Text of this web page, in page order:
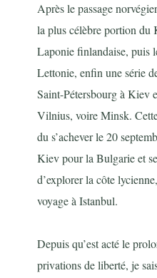
Après le passage
la plus célèbre portion du
Laponie finlandaise, puis
Lettonie, enfin une série
Saint-Pétersbourg à Kiev
Vilnius, voire Minsk.
du s’achever le 20
Kiev pour la Bulgarie et
d’explorer la côte
voyage à Istanbul.
Depuis qu’est acté le
privations de liberté, je